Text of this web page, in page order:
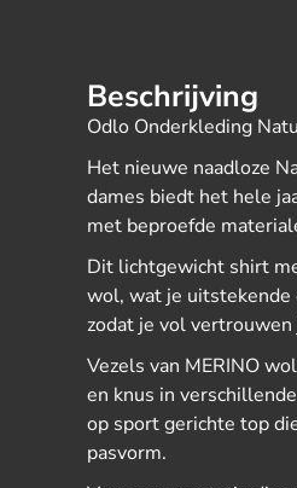
Beschrijving
Odlo Onderkleding
Het nieuwe naadloze
dames biedt het hele
met beproefde
Dit lichtgewicht shirt
wol, wat je uitstekende
zodat je vol
Vezels van MERINO
en knus in
op sport gerichte top
pasvorm.